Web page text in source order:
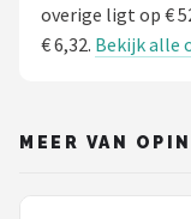
overige ligt op €
€ 6,32. Bekijk alle
MEER VAN